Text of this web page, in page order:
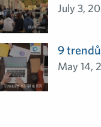
July 3,
9
May 14,